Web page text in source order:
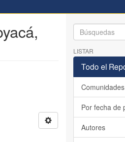
LISTAR
Todo el
Por fecha de
Autores